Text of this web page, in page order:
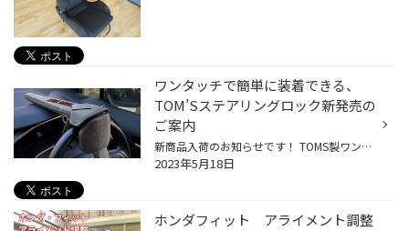
ワンタッチで簡単に装着できる、
TOM’Sステアリングロック新発売の
ご案内
新商品入荷のお知らせです！ TOMS製ワンタッチで装着ができるステアロングロックを発売しました。 対応車種：アルファード (3#系)・ハイエース（2##系）・ランドクルーザー（200系/300系）など多数 ワンタッチで装着可能なステアリングロック。本体は革でカバーされ、最新のインテリアにもマッチす...
2023年5月18日
ホンダフィット アライメント調整